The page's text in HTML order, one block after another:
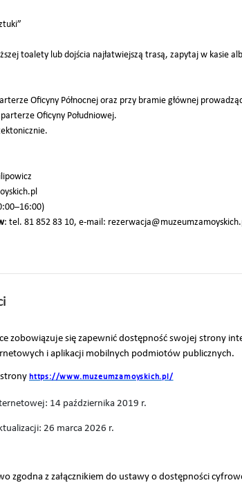
toalety lub dojścia najłatwiejszą trasą, zapytaj w kasie
Oficyny Północnej oraz przy bramie głównej
Oficyny Południowej.
: tel. 81 852 83 10, e-mail:
zobowiązuje się zapewnić dostępność swojej strony
i aplikacji mobilnych podmiotów publicznych.
https://www.muzeumzamoyskich.pl/
14 października 2019 r.
26 marca 2026 r.
zgodna z załącznikiem do ustawy o dostępności